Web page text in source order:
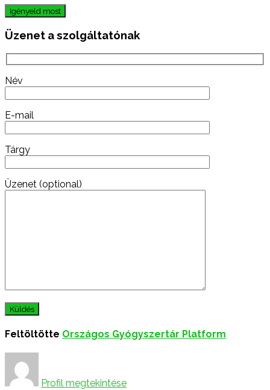
Igényeld most
Üzenet a szolgáltatónak
Név
E-mail
Tárgy
Üzenet (optional)
Feltöltötte Országos Gyógyszertár Platform
Profil megtekintése